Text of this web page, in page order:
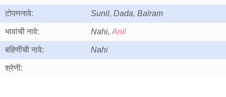
टोपणनावे: Sunil, Dada, Balram
भावांची नावे: Nahi, Anil
बहिणींची नावे: Nahi
श्रेणी: